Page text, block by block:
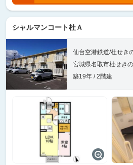
シャルマンコート杜Ａ
仙台空港鉄道/杜せき
宮城県名取市杜せき
築19年 / 2階建